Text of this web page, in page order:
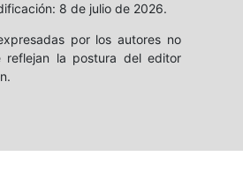
8 de julio de 2026.
por los autores no
reflejan la postura del editor